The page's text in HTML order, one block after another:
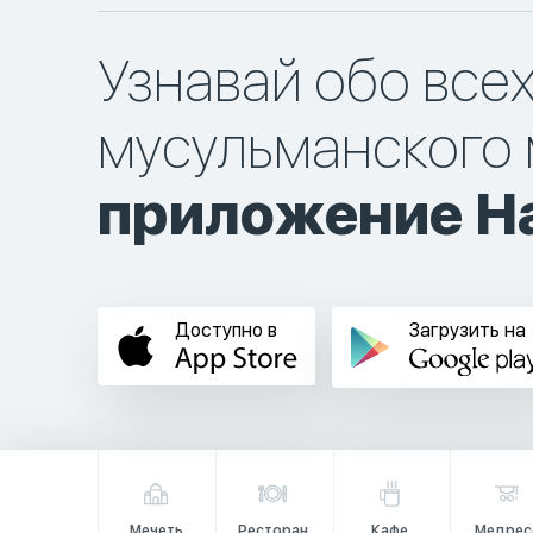
Узнавай обо
приложение
Доступно в Загрузить на